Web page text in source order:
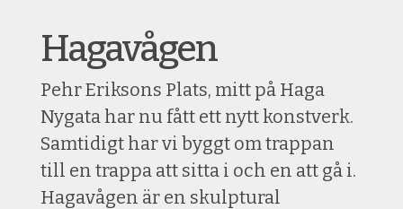
Hagavågen
Pehr Eriksons Plats, mitt på Haga
Nygata har nu fått ett nytt konstverk.
Samtidigt har vi byggt om trappan
till en trappa att sitta i och en att gå i.
Hagavågen är en skulptural